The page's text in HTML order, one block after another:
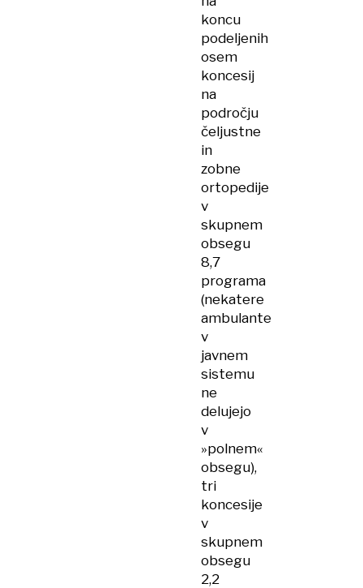
koncu
podeljenih
osem
koncesij
na
področju
čeljustne
in
zobne
ortopedije
v
skupnem
obsegu
8,7
programa
(nekatere
ambulante
v
javnem
sistemu
ne
delujejo
v
»polnem«
obsegu),
tri
koncesije
v
skupnem
obsegu
2,2